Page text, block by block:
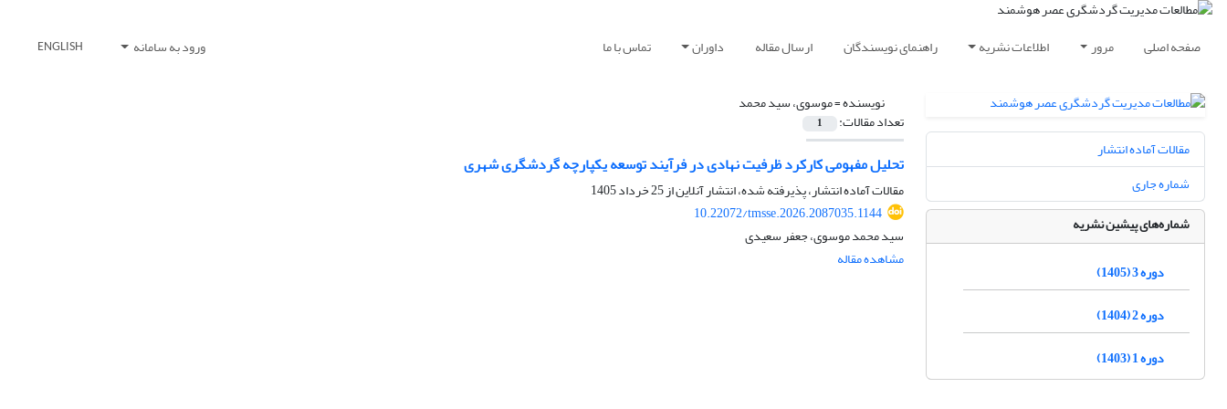
صفحه اصلی مرور اطلاعات نشریه راهنمای نویسندگان ارسال مقاله داوران تماس با ما ورود به سامانه ENGLISH
نویسنده =موسوی، سید محمد
تعداد مقالات: 1
تحلیل مفهومی کارکرد ظرفیت نهادی در فرآیند توسعه یکپارچه گردشگری شهری
مقالات آماده انتشار، پذیرفته شده، انتشار آنلاین از25 خرداد 1405
10.22072/tmsse.2026.2087035.1144
سید محمد موسوی، جعفر سعیدی
مشاهده مقاله
مقالات آماده انتشار
شماره جاری
شماره‌های پیشین نشریه
دوره 3 (1405)
دوره 2 (1404)
دوره 1 (1403)